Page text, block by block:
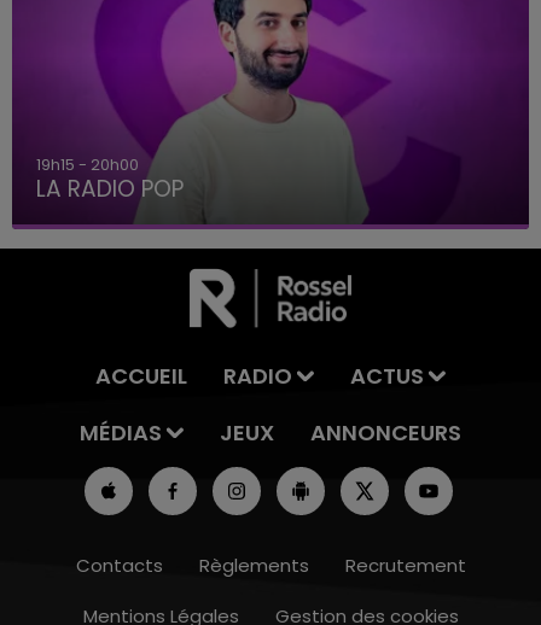
19h15 - 20h00
LA RADIO POP
ACCUEIL RADIO
ACTUS
MÉDIAS
JEUX ANNONCEURS
Contacts Règlements
Recrutement
Mentions Légales
Gestion des cookies